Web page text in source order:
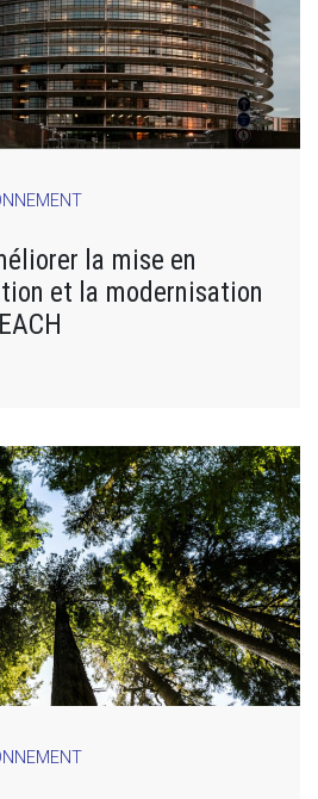
la mise en
et la modernisation